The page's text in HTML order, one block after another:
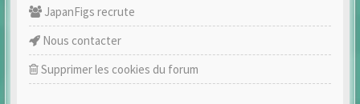
JapanFigs recrute
Nous contacter
Supprimer les cookies du forum